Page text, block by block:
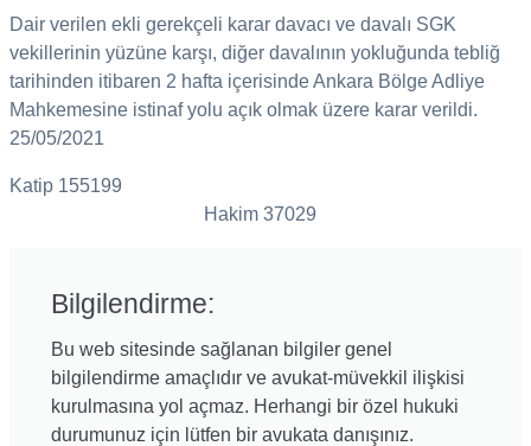
Dair verilen ekli gerekçeli karar davacı ve davalı SGK
vekillerinin yüzüne karşı, diğer davalının yokluğunda tebliğ
tarihinden itibaren 2 hafta içerisinde Ankara Bölge Adliye
Mahkemesine istinaf yolu açık olmak üzere karar verildi.
25/05/2021
Katip 155199
Hakim 37029
Bilgilendirme:
Bu web sitesinde sağlanan bilgiler genel
bilgilendirme amaçlıdır ve avukat-müvekkil ilişkisi
kurulmasına yol açmaz. Herhangi bir özel hukuki
durumunuz için lütfen bir avukata danışınız.